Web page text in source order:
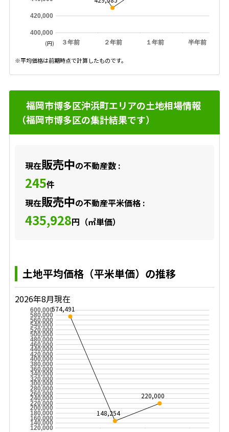
３年前 ２年前 １年前 半年前
400,000
420,000
(円)
※平均価格は前期時点で計算したものです。
福岡市博多区沖浜町エリアの土地相場情報
（福岡市博多区の集計結果です）
現在販売中の不動産数 :
245件
現在販売中の不動産平米価格 :
435,928円（㎡単価）
土地平均価格（平米単価）の推移
2026年8月現在
120,000
140,000
160,000
180,000
200,000
220,000
240,000
260,000
280,000
300,000
320,000
340,000
360,000
380,000
400,000
420,000
440,000
460,000
480,000
500,000
520,000
540,000
560,000
580,000
600,000574,491
148,254
220,000